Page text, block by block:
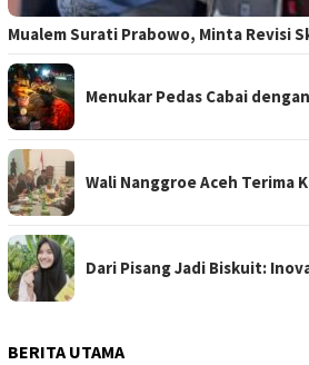
Mualem Surati Prabowo, Minta Revisi
Menukar Pedas Cabai
Wali Nanggroe Aceh Terima
Dari Pisang Jadi Biskuit:
BERITA UTAMA